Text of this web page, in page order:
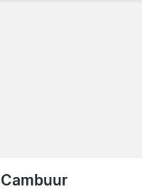
Cambuur